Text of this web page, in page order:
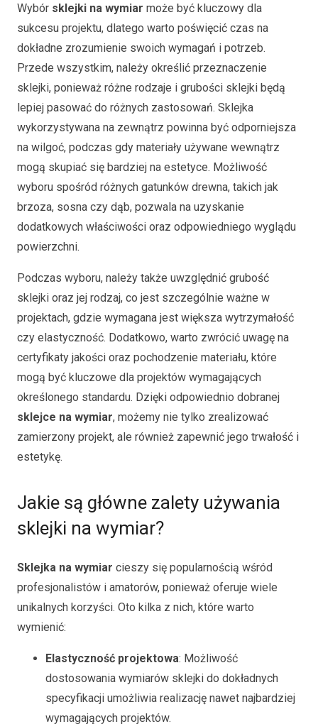
Wybór sklejki na wymiar może być kluczowy dla
sukcesu projektu, dlatego warto poświęcić czas na
dokładne zrozumienie swoich wymagań i potrzeb.
Przede wszystkim, należy określić przeznaczenie
sklejki, ponieważ różne rodzaje i grubości sklejki będą
lepiej pasować do różnych zastosowań. Sklejka
wykorzystywana na zewnątrz powinna być odporniejsza
na wilgoć, podczas gdy materiały używane wewnątrz
mogą skupiać się bardziej na estetyce. Możliwość
wyboru spośród różnych gatunków drewna, takich jak
brzoza, sosna czy dąb, pozwala na uzyskanie
dodatkowych właściwości oraz odpowiedniego wyglądu
powierzchni.
Podczas wyboru, należy także uwzględnić grubość
sklejki oraz jej rodzaj, co jest szczególnie ważne w
projektach, gdzie wymagana jest większa wytrzymałość
czy elastyczność. Dodatkowo, warto zwrócić uwagę na
certyfikaty jakości oraz pochodzenie materiału, które
mogą być kluczowe dla projektów wymagających
określonego standardu. Dzięki odpowiednio dobranej
sklejce na wymiar, możemy nie tylko zrealizować
zamierzony projekt, ale również zapewnić jego trwałość i
estetykę.
Jakie są główne zalety używania
sklejki na wymiar?
Sklejka na wymiar cieszy się popularnością wśród
profesjonalistów i amatorów, ponieważ oferuje wiele
unikalnych korzyści. Oto kilka z nich, które warto
wymienić:
Elastyczność projektowa: Możliwość
dostosowania wymiarów sklejki do dokładnych
specyfikacji umożliwia realizację nawet najbardziej
wymagających projektów.